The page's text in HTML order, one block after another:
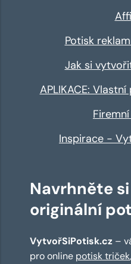
Potisk
Jak si
APLIKACE:
Inspirace -
Navrhněte
originální
VytvořSiPotisk.cz –
pro online potisk triček,